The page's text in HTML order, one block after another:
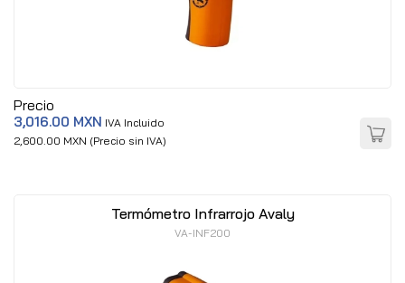
Precio
3,016.00 MXN IVA Incluido
2,600.00 MXN (Precio sin IVA)
Termómetro Infrarrojo Avaly
VA-INF200